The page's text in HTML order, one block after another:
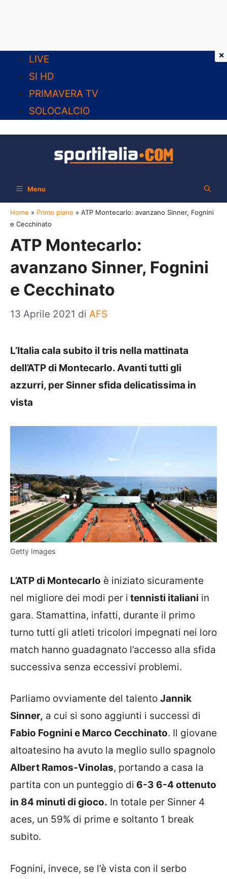
contenuto
LIVE
SI HD
PRIMAVERA TV
SOLOCALCIO
Menu
Home » Primo piano » ATP Montecarlo: avanzano Sinner, Fognini
e Cecchinato
ATP Montecarlo:
avanzano Sinner, Fognini
e Cecchinato
13 Aprile 2021 di AFS
L’Italia cala subito il tris nella mattinata
dell’ATP di Montecarlo. Avanti tutti gli
azzurri, per Sinner sfida delicatissima in
vista
Getty Images
L’ATP di Montecarlo è iniziato sicuramente
nel migliore dei modi per i tennisti italiani in
gara. Stamattina, infatti, durante il primo
turno tutti gli atleti tricolori impegnati nei loro
match hanno guadagnato l’accesso alla sfida
successiva senza eccessivi problemi.
Parliamo ovviamente del talento Jannik
Sinner, a cui si sono aggiunti i successi di
Fabio Fognini e Marco Cecchinato. Il giovane
altoatesino ha avuto la meglio sullo spagnolo
Albert Ramos-Vinolas, portando a casa la
partita con un punteggio di 6-3 6-4 ottenuto
in 84 minuti di gioco. In totale per Sinner 4
aces, un 59% di prime e soltanto 1 break
subito.
Fognini, invece, se l’è vista con il serbo
×